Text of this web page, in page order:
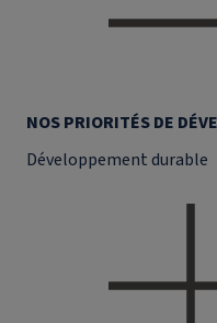
NOS PRIORITÉS DE
Développement durable